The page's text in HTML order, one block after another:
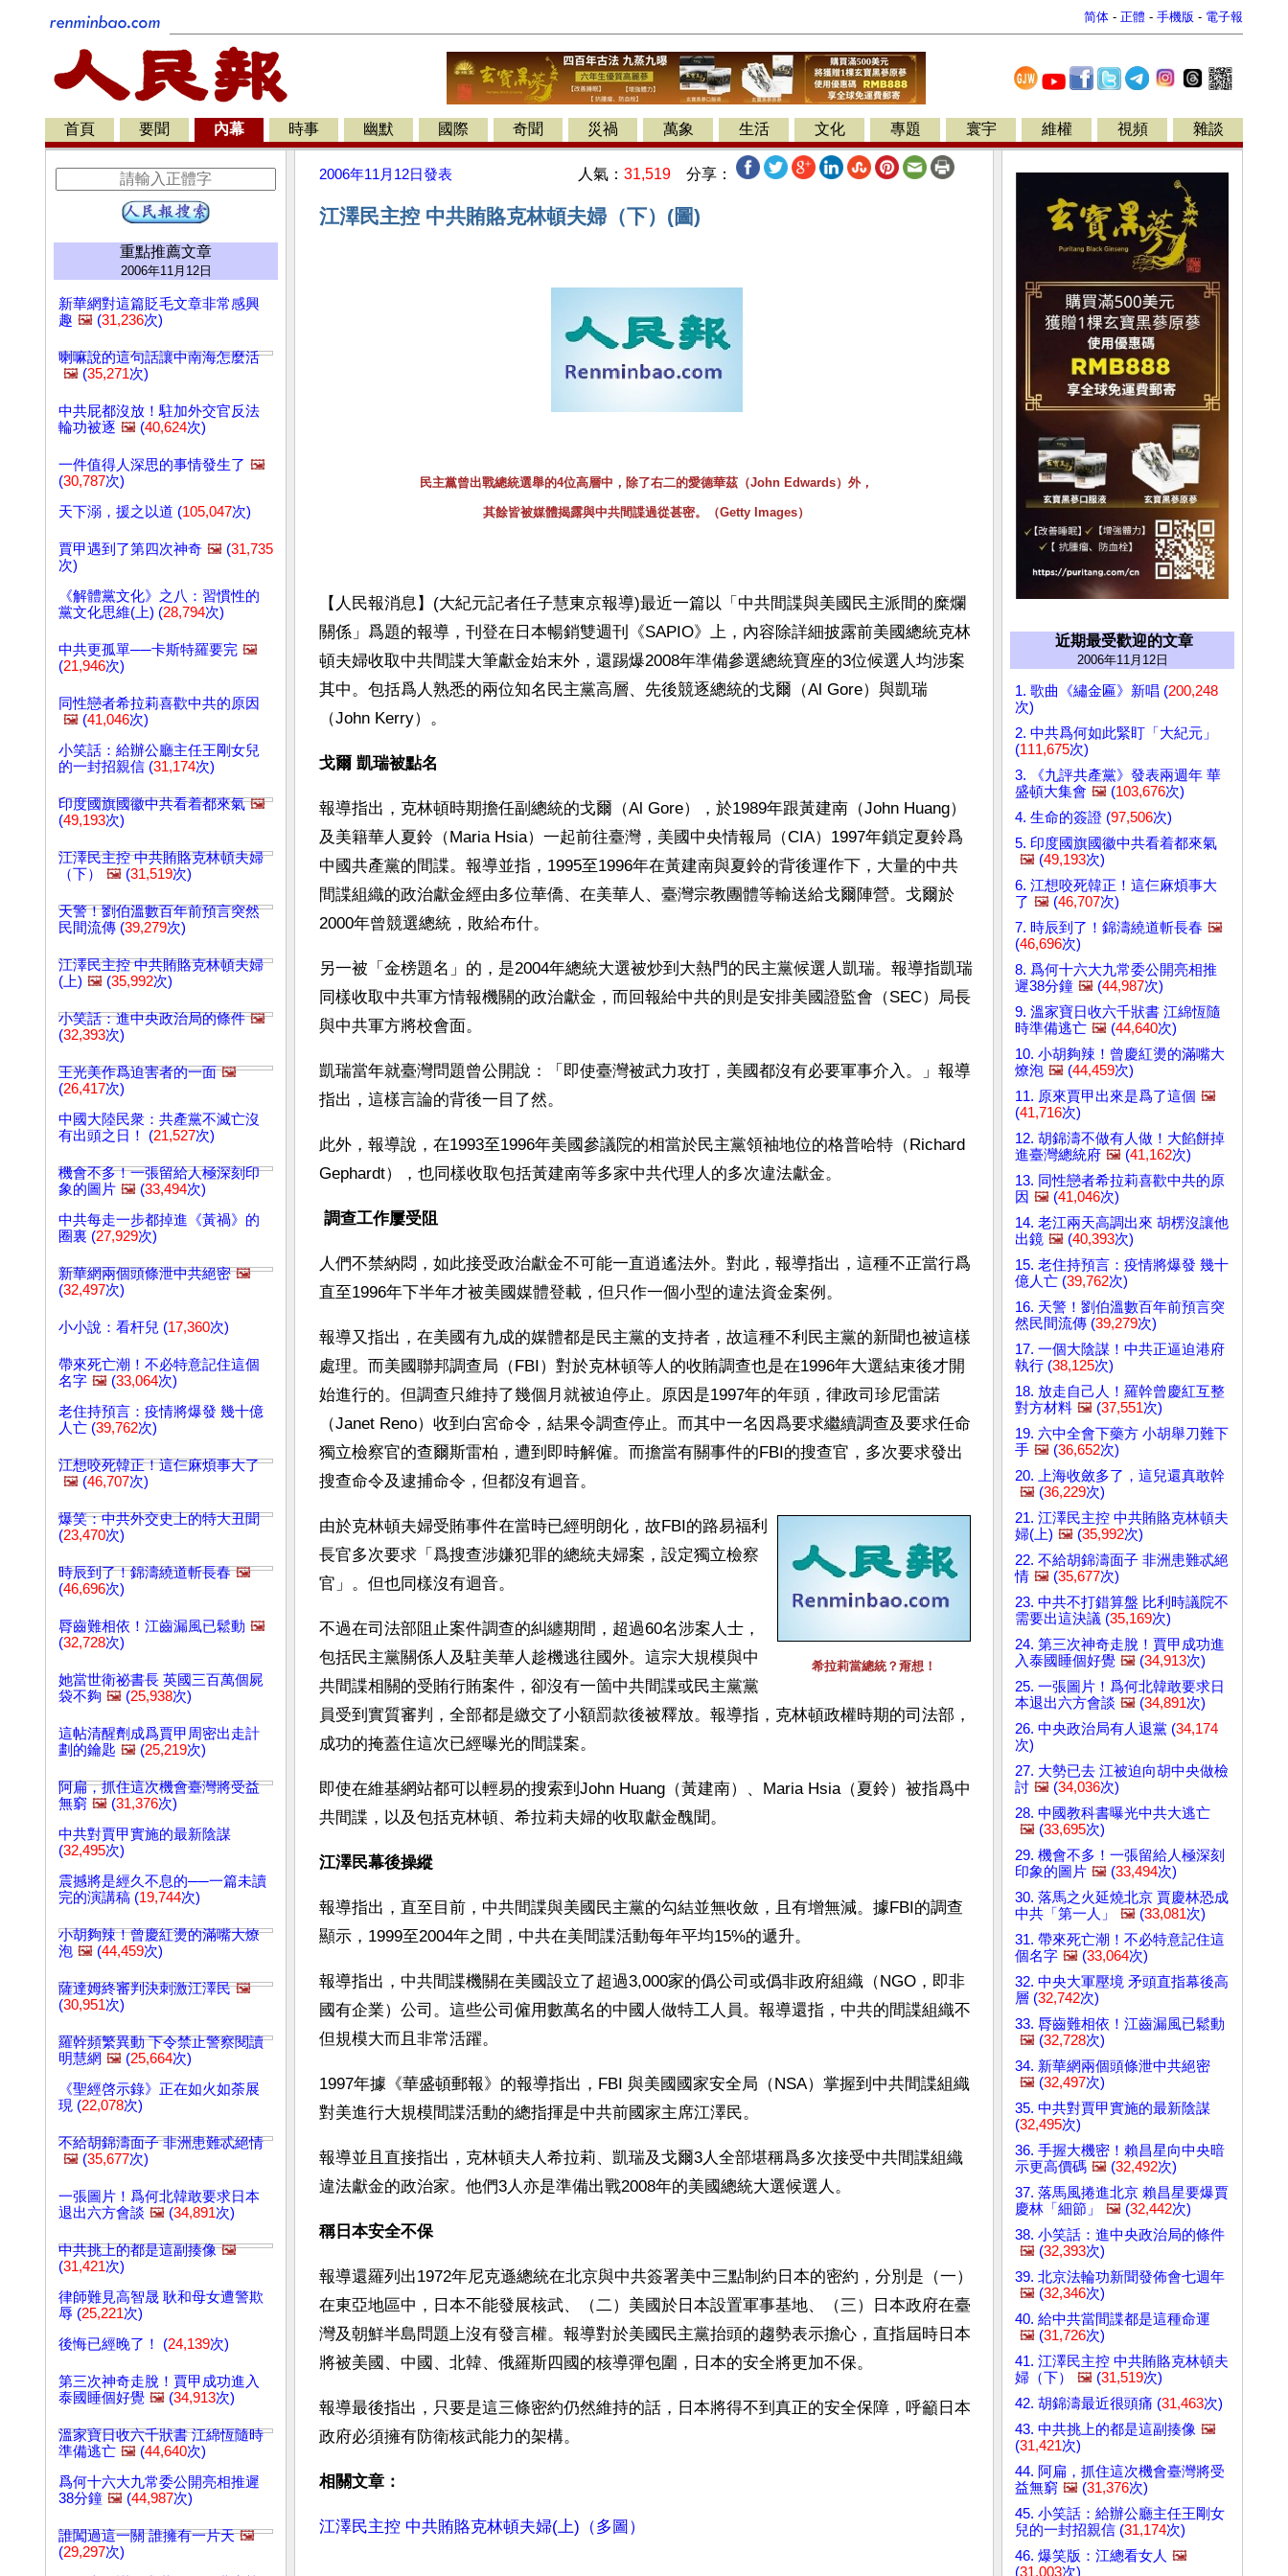
简体 - 正體 - 手機版 - 電子報
首頁 要聞 內幕 時事 幽默 國際 奇聞 災禍 萬象 生活 文化 專題 寰宇 維權 視頻 雜談
重點推薦文章
2006年11月12日
新華網對這篇貶毛文章非常感興
趣 🖼️ (31,236次)
喇嘛說的這句話讓中南海怎麼活
🖼️ (35,271次)
中共屁都沒放！駐加外交官反法
輪功被逐 🖼️ (40,624次)
一件值得人深思的事情發生了 🖼️
(30,787次)
天下溺，援之以道 (105,047次)
賈甲遇到了第四次神奇 🖼️ (31,735
次)
《解體黨文化》之八：習慣性的
黨文化思維(上) (28,794次)
中共更孤單──卡斯特羅要完 🖼️
(21,946次)
同性戀者希拉莉喜歡中共的原因
🖼️ (41,046次)
小笑話：給辦公廳主任王剛女兒
的一封招親信 (31,174次)
印度國旗國徽中共看着都來氣 🖼️
(49,193次)
江澤民主控 中共賄賂克林頓夫婦
（下）
🖼️ (31,519次)
天警！劉伯溫數百年前預言突然
民間流傳 (39,279次)
江澤民主控 中共賄賂克林頓夫婦
(上) 🖼️ (35,992次)
小笑話：進中央政治局的條件 🖼️
(32,393次)
王光美作爲迫害者的一面 🖼️
(26,417次)
中國大陸民衆：共產黨不滅亡沒
有出頭之日！ (21,527次)
機會不多！一張留給人極深刻印
象的圖片 🖼️ (33,494次)
中共每走一步都掉進《黃禍》的
圈裏 (27,929次)
新華網兩個頭條泄中共絕密 🖼️
(32,497次)
小小說：看杆兒 (17,360次)
帶來死亡潮！不必特意記住這個
名字 🖼️ (33,064次)
老住持預言：疫情將爆發 幾十億
人亡 (39,762次)
江想咬死韓正！這仨麻煩事大了
🖼️ (46,707次)
爆笑：中共外交史上的特大丑聞
(23,470次)
時辰到了！錦濤繞道斬長春 🖼️
(46,696次)
脣齒難相依！江齒漏風已鬆動 🖼️
(32,728次)
她當世衛祕書長 英國三百萬個屍
袋不夠 🖼️ (25,938次)
這帖清醒劑成爲賈甲周密出走計
劃的鑰匙 🖼️ (25,219次)
阿扁，抓住這次機會臺灣將受益
無窮 🖼️ (31,376次)
中共對賈甲實施的最新陰謀
(32,495次)
震撼將是經久不息的──一篇未讀
完的演講稿 (19,744次)
小胡夠辣！曾慶紅燙的滿嘴大燎
泡 🖼️ (44,459次)
薩達姆終審判決刺激江澤民 🖼️
(30,951次)
羅幹頻繁異動 下令禁止警察閱讀
明慧網 🖼️ (25,664次)
《聖經啓示錄》正在如火如荼展
現 (22,078次)
不給胡錦濤面子 非洲患難忒絕情
🖼️ (35,677次)
一張圖片！爲何北韓敢要求日本
退出六方會談 🖼️ (34,891次)
中共挑上的都是這副揍像 🖼️
(31,421次)
律師難見高智晟 耿和母女遭警欺
辱 (25,221次)
後悔已經晚了！ (24,139次)
第三次神奇走脫！賈甲成功進入
泰國睡個好覺 🖼️ (34,913次)
溫家寶日收六千狀書 江綿恆隨時
準備逃亡 🖼️ (44,640次)
爲何十六大九常委公開亮相推遲
38分鐘 🖼️ (44,987次)
誰闖過這一關 誰擁有一片天 🖼️
(29,297次)
2006年11月12日發表 人氣： 31,519 分享：
江澤民主控 中共賄賂克林頓夫婦（下）(圖)
民主黨曾出戰總統選舉的4位高層中，除了右二的愛德華茲（John Edwards）外，
其餘皆被媒體揭露與中共間諜過從甚密。（Getty Images）
【人民報消息】(大紀元記者任子慧東京報導)最近一篇以「中共間諜與美國民主派間的糜爛
關係」爲題的報導，刊登在日本暢銷雙週刊《SAPIO》上，內容除詳細披露前美國總統克林
頓夫婦收取中共間諜大筆獻金始末外，還踢爆2008年準備參選總統寶座的3位候選人均涉案
其中。包括爲人熟悉的兩位知名民主黨高層、先後競逐總統的戈爾（Al Gore）與凱瑞
（John Kerry）。
戈爾 凱瑞被點名
報導指出，克林頓時期擔任副總統的戈爾（Al Gore），於1989年跟黃建南（John Huang）
及美籍華人夏鈴（Maria Hsia）一起前往臺灣，美國中央情報局（CIA）1997年鎖定夏鈴爲
中國共產黨的間諜。報導並指，1995至1996年在黃建南與夏鈴的背後運作下，大量的中共
間諜組織的政治獻金經由多位華僑、在美華人、臺灣宗教團體等輸送給戈爾陣營。戈爾於
2000年曾競選總統，敗給布什。
另一被「金榜題名」的，是2004年總統大選被炒到大熱門的民主黨候選人凱瑞。報導指凱瑞
同樣收取中共軍方情報機關的政治獻金，而回報給中共的則是安排美國證監會（SEC）局長
與中共軍方將校會面。
凱瑞當年就臺灣問題曾公開說：「即使臺灣被武力攻打，美國都沒有必要軍事介入。」報導
指出，這樣言論的背後一目了然。
此外，報導說，在1993至1996年美國參議院的相當於民主黨領袖地位的格普哈特（Richard
Gephardt），也同樣收取包括黃建南等多家中共代理人的多次違法獻金。
調查工作屢受阻
人們不禁納悶，如此接受政治獻金不可能一直逍遙法外。對此，報導指出，這種不正當行爲
直至1996年下半年才被美國媒體登載，但只作一個小型的違法資金案例。
報導又指出，在美國有九成的媒體都是民主黨的支持者，故這種不利民主黨的新聞也被這樣
處理。而美國聯邦調查局（FBI）對於克林頓等人的收賄調查也是在1996年大選結束後才開
始進行的。但調查只維持了幾個月就被迫停止。原因是1997年的年頭，律政司珍尼雷諾
（Janet Reno）收到白宮命令，結果令調查停止。而其中一名因爲要求繼續調查及要求任命
獨立檢察官的查爾斯雷柏，遭到即時解僱。而擔當有關事件的FBI的搜查官，多次要求發出
搜查命令及逮捕命令，但都沒有迴音。
希拉莉當總統？甭想！
由於克林頓夫婦受賄事件在當時已經明朗化，故FBI的路易福利
長官多次要求「爲搜查涉嫌犯罪的總統夫婦案，設定獨立檢察
官」。但也同樣沒有迴音。
不過在司法部阻止案件調查的糾纏期間，超過60名涉案人士，
包括民主黨關係人及駐美華人趁機逃往國外。這宗大規模與中
共間諜相關的受賄行賄案件，卻沒有一箇中共間諜或民主黨黨
員受到實質審判，全部都是繳交了小額罰款後被釋放。報導指，克林頓政權時期的司法部，
成功的掩蓋住這次已經曝光的間諜案。
即使在維基網站都可以輕易的搜索到John Huang（黃建南）、Maria Hsia（夏鈴）被指爲中
共間諜，以及包括克林頓、希拉莉夫婦的收取獻金醜聞。
江澤民幕後操縱
報導指出，直至目前，中共間諜與美國民主黨的勾結並無收斂，且有增無減。據FBI的調查
顯示，1999至2004年之間，中共在美間諜活動每年平均15%的遞升。
報導指出，中共間諜機關在美國設立了超過3,000家的僞公司或僞非政府組織（NGO，即非
國有企業）公司。這些公司僱用數萬名的中國人做特工人員。報導還指，中共的間諜組織不
但規模大而且非常活躍。
1997年據《華盛頓郵報》的報導指出，FBI 與美國國家安全局（NSA）掌握到中共間諜組織
對美進行大規模間諜活動的總指揮是中共前國家主席江澤民。
報導並且直接指出，克林頓夫人希拉莉、凱瑞及戈爾3人全部堪稱爲多次接受中共間諜組織
違法獻金的政治家。他們3人亦是準備出戰2008年的美國總統大選候選人。
稱日本安全不保
報導還羅列出1972年尼克遜總統在北京與中共簽署美中三點制約日本的密約，分別是（一）
在東亞地區中，日本不能發展核武、（二）美國於日本設置軍事基地、（三）日本政府在臺
灣及朝鮮半島問題上沒有發言權。報導對於美國民主黨抬頭的趨勢表示擔心，直指屆時日本
將被美國、中國、北韓、俄羅斯四國的核導彈包圍，日本的安全將更加不保。
報導最後指出，只要是這三條密約仍然維持的話，日本將得不到真正的安全保障，呼籲日本
政府必須擁有防衛核武能力的架構。
相關文章：
江澤民主控 中共賄賂克林頓夫婦(上)（多圖）
近期最受歡迎的文章
2006年11月12日
1. 歌曲《繡金匾》新唱 (200,248
次)
2. 中共爲何如此緊盯「大紀元」
(111,675次)
3. 《九評共產黨》發表兩週年 華
盛頓大集會 🖼️ (103,676次)
4. 生命的簽證 (97,506次)
5. 印度國旗國徽中共看着都來氣
🖼️ (49,193次)
6. 江想咬死韓正！這仨麻煩事大
了 🖼️ (46,707次)
7. 時辰到了！錦濤繞道斬長春 🖼️
(46,696次)
8. 爲何十六大九常委公開亮相推
遲38分鐘 🖼️ (44,987次)
9. 溫家寶日收六千狀書 江綿恆隨
時準備逃亡 🖼️ (44,640次)
10. 小胡夠辣！曾慶紅燙的滿嘴大
燎泡 🖼️ (44,459次)
11. 原來賈甲出來是爲了這個 🖼️
(41,716次)
12. 胡錦濤不做有人做！大餡餅掉
進臺灣總統府 🖼️ (41,162次)
13. 同性戀者希拉莉喜歡中共的原
因 🖼️ (41,046次)
14. 老江兩天高調出來 胡楞沒讓他
出鏡 🖼️ (40,393次)
15. 老住持預言：疫情將爆發 幾十
億人亡 (39,762次)
16. 天警！劉伯溫數百年前預言突
然民間流傳 (39,279次)
17. 一個大陰謀！中共正逼迫港府
執行 (38,125次)
18. 放走自己人！羅幹曾慶紅互整
對方材料 🖼️ (37,551次)
19. 六中全會下藥方 小胡舉刀難下
手 🖼️ (36,652次)
20. 上海收斂多了，這兒還真敢幹
🖼️ (36,229次)
21. 江澤民主控 中共賄賂克林頓夫
婦(上) 🖼️ (35,992次)
22. 不給胡錦濤面子 非洲患難忒絕
情 🖼️ (35,677次)
23. 中共不打錯算盤 比利時議院不
需要出這決議 (35,169次)
24. 第三次神奇走脫！賈甲成功進
入泰國睡個好覺 🖼️ (34,913次)
25. 一張圖片！爲何北韓敢要求日
本退出六方會談 🖼️ (34,891次)
26. 中央政治局有人退黨 (34,174
次)
27. 大勢已去 江被迫向胡中央做檢
討 🖼️ (34,036次)
28. 中國教科書曝光中共大逃亡
🖼️ (33,695次)
29. 機會不多！一張留給人極深刻
印象的圖片 🖼️ (33,494次)
30. 落馬之火延燒北京 賈慶林恐成
中共「第一人」
🖼️ (33,081次)
31. 帶來死亡潮！不必特意記住這
個名字 🖼️ (33,064次)
32. 中央大軍壓境 矛頭直指幕後高
層 (32,742次)
33. 脣齒難相依！江齒漏風已鬆動
🖼️ (32,728次)
34. 新華網兩個頭條泄中共絕密
🖼️ (32,497次)
35. 中共對賈甲實施的最新陰謀
(32,495次)
36. 手握大機密！賴昌星向中央暗
示更高價碼 🖼️ (32,492次)
37. 落馬風捲進北京 賴昌星要爆賈
慶林「細節」
🖼️ (32,442次)
38. 小笑話：進中央政治局的條件
🖼️ (32,393次)
39. 北京法輪功新聞發佈會七週年
🖼️ (32,346次)
40. 給中共當間諜都是這種命運
🖼️ (31,726次)
41. 江澤民主控 中共賄賂克林頓夫
婦（下）
🖼️ (31,519次)
42. 胡錦濤最近很頭痛 (31,463次)
43. 中共挑上的都是這副揍像 🖼️
(31,421次)
44. 阿扁，抓住這次機會臺灣將受
益無窮 🖼️ (31,376次)
45. 小笑話：給辦公廳主任王剛女
兒的一封招親信 (31,174次)
46. 爆笑版：江總看女人 🖼️
(31,003次)